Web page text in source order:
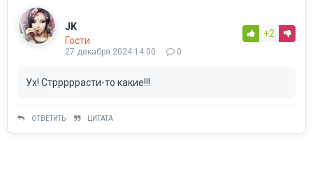
JK
Гости
27 декабря 2024 14:00 0
+2
Ух! Стрррррасти-то какие!!!
ОТВЕТИТЬ ЦИТАТА